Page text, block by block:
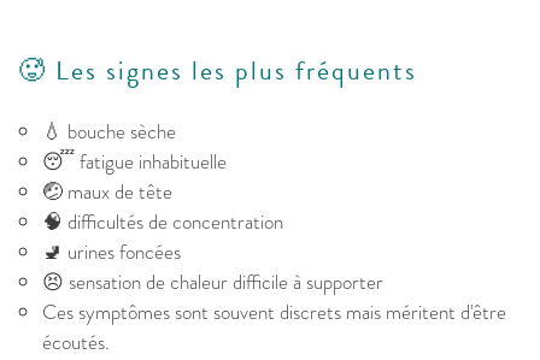
🥵 Les signes les plus fréquents
💧 bouche sèche
😴 fatigue inhabituelle
🤕 maux de tête
🧠 difficultés de concentration
🚽 urines foncées
😣 sensation de chaleur difficile à supporter
Ces symptômes sont souvent discrets mais méritent d'être
écoutés.